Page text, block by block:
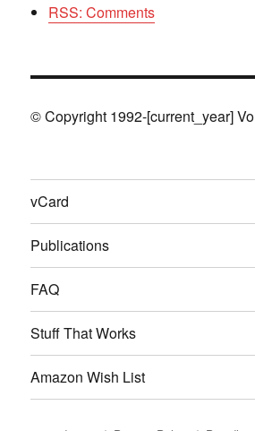
RSS: Comments
© Copyright 1992-[current_year]
vCard
Publications
FAQ
Stuff That Works
Amazon Wish List